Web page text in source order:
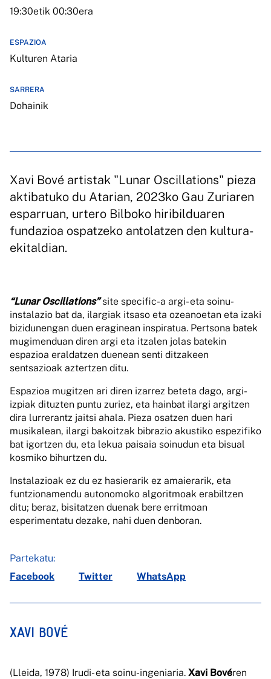
19:30etik 00:30era
ESPAZIOA
Kulturen Ataria
SARRERA
Dohainik
Xavi Bové artistak "Lunar Oscillations" pieza
aktibatuko du Atarian, 2023ko Gau Zuriaren
esparruan, urtero Bilboko hiribilduaren
fundazioa ospatzeko antolatzen den kultura-
ekitaldian.
“Lunar Oscillations” site specific-a argi- eta soinu-
instalazio bat da, ilargiak itsaso eta ozeanoetan eta izaki
bizidunengan duen eraginean inspiratua. Pertsona batek
mugimenduan diren argi eta itzalen jolas batekin
espazioa eraldatzen duenean senti ditzakeen
sentsazioak aztertzen ditu.
Espazioa mugitzen ari diren izarrez beteta dago, argi-
izpiak dituzten puntu zuriez, eta hainbat ilargi argitzen
dira lurrerantz jaitsi ahala. Pieza osatzen duen hari
musikalean, ilargi bakoitzak bibrazio akustiko espezifiko
bat igortzen du, eta lekua paisaia soinudun eta bisual
kosmiko bihurtzen du.
Instalazioak ez du ez hasierarik ez amaierarik, eta
funtzionamendu autonomoko algoritmoak erabiltzen
ditu; beraz, bisitatzen duenak bere erritmoan
esperimentatu dezake, nahi duen denboran.
Partekatu:
Facebook
Twitter WhatsApp
XAVI BOVÉ
(Lleida, 1978) Irudi- eta soinu-ingeniaria. Xavi Bovéren